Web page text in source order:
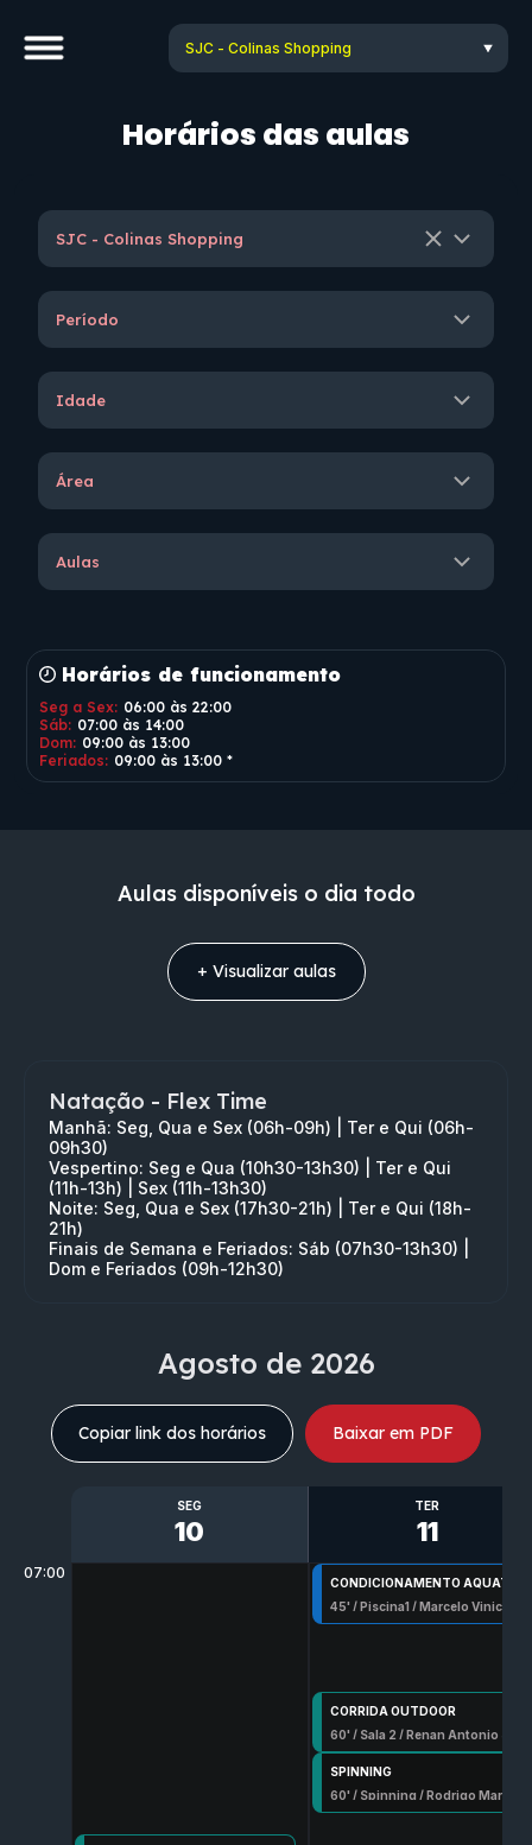
Horários das aulas
SJC - Colinas Shopping
Período
Idade
Área
Aulas
Horários de funcionamento
Seg a Sex: 06:00 às22:00
Sáb: 07:00 às 14:00
Dom: 09:00 às 13:00
Feriados: 09:00 às 13:00 *
Aulas disponíveis o dia todo
+ Visualizaraulas
Natação - Flex Time
Manhã: Seg, Qua e Sex (06h-09h) | Ter e Qui (06h-
09h30)
Vespertino: Seg e Qua (10h30-13h30) | Ter e Qui
(11h-13h) | Sex (11h-13h30)
Noite: Seg, Qua e Sex (17h30-21h) | Ter e Qui (18h-
21h)
Finais de Semana e Feriados: Sáb (07h30-13h30) |
Dom e Feriados (09h-12h30)
Agosto de 2026
Copiar link dos horários Baixar em PDF
07:00
SEG
10
TER
11
45' /Piscina1 /Marcelo Vinicyus
CORRIDA OUTDOOR
60' / Sala 2 /Renan Antonio Silva
SPINNING
60' / Spinning /Rodrigo Marcondes